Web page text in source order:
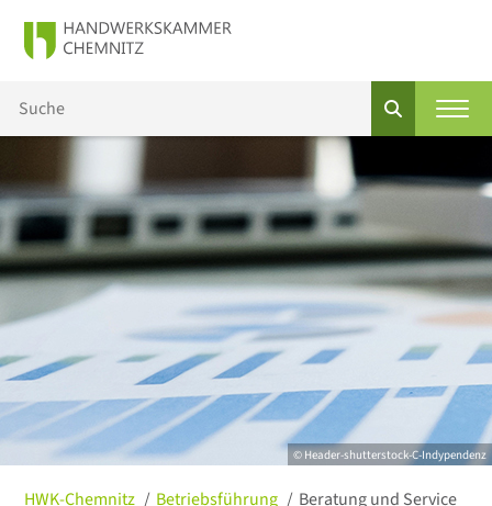
© Header-shutterstock-C-Indypendenz
HWK-Chemnitz Betriebsführung Beratung und Service